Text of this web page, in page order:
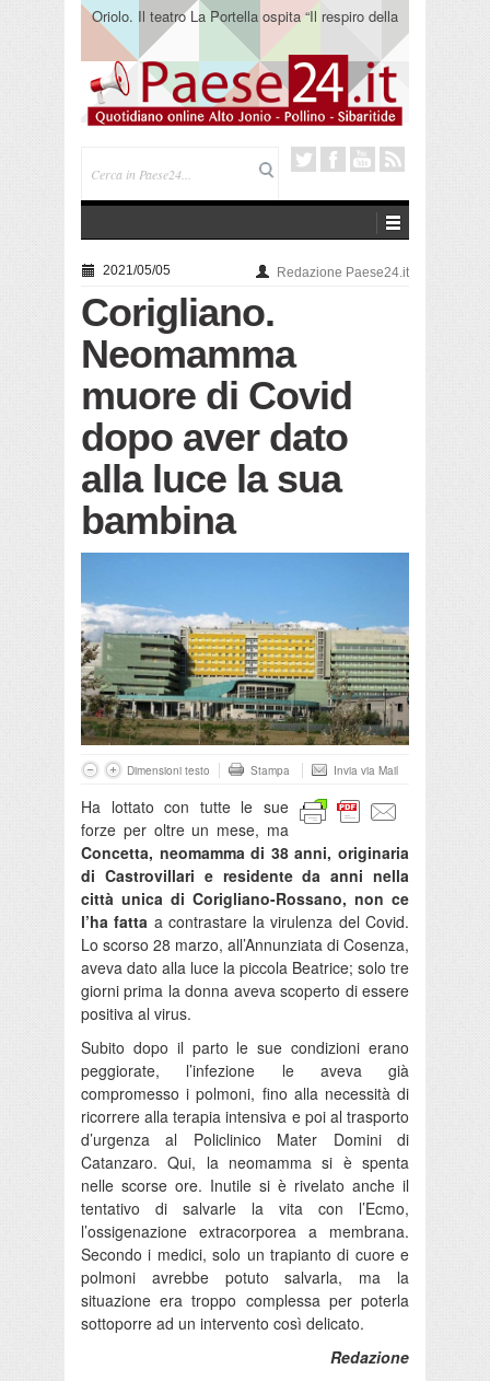
Oriolo. Il teatro La Portella ospita “Il respiro della
terra” del collettivo 365
2021/05/05 Redazione Paese24.it
Corigliano.
Neomamma
muore di Covid
dopo aver dato
alla luce la sua
bambina
Dimensioni testo Stampa Invia via Mail
Ha lottato con tutte le sue
forze per oltre un mese, ma
Concetta, neomamma di 38 anni, originaria
di Castrovillari e residente da anni nella
città unica di Corigliano-Rossano, non ce
l’ha fatta a contrastare la virulenza del Covid.
Lo scorso 28 marzo, all’Annunziata di Cosenza,
aveva dato alla luce la piccola Beatrice; solo tre
giorni prima la donna aveva scoperto di essere
positiva al virus.
Subito dopo il parto le sue condizioni erano
peggiorate, l’infezione le aveva già
compromesso i polmoni, fino alla necessità di
ricorrere alla terapia intensiva e poi al trasporto
d’urgenza al Policlinico Mater Domini di
Catanzaro. Qui, la neomamma si è spenta
nelle scorse ore. Inutile si è rivelato anche il
tentativo di salvarle la vita con l’Ecmo,
l’ossigenazione extracorporea a membrana.
Secondo i medici, solo un trapianto di cuore e
polmoni avrebbe potuto salvarla, ma la
situazione era troppo complessa per poterla
sottoporre ad un intervento così delicato.
Redazione